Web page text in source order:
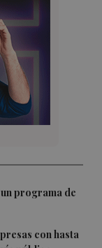
programa de
con hasta